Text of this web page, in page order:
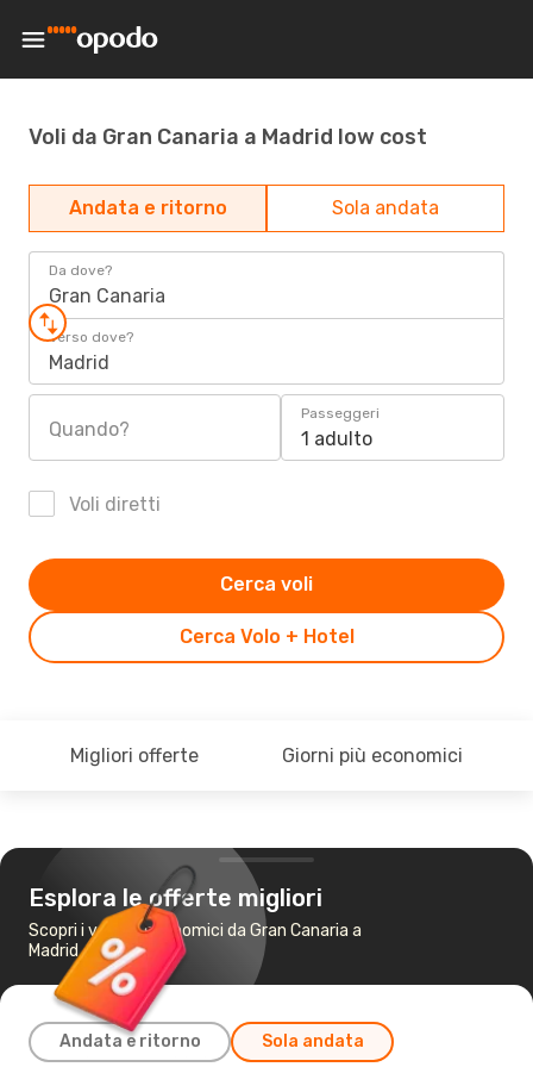
Voli da Gran Canaria a Madrid low cost
Andata e ritorno Sola andata
Da dove?
Gran Canaria
Verso dove?
Madrid
Quando?
Passeggeri
1 adulto
Voli diretti
Cerca Volo + Hotel
Cerca voli
Migliori offerte Giorni più economici
Esplora le offerte migliori
Scopri i voli più economici da Gran Canaria a
Madrid
Andata e ritorno Sola andata